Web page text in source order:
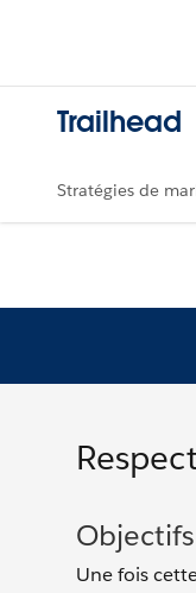
Trailhead
Stratégies de
Une fois